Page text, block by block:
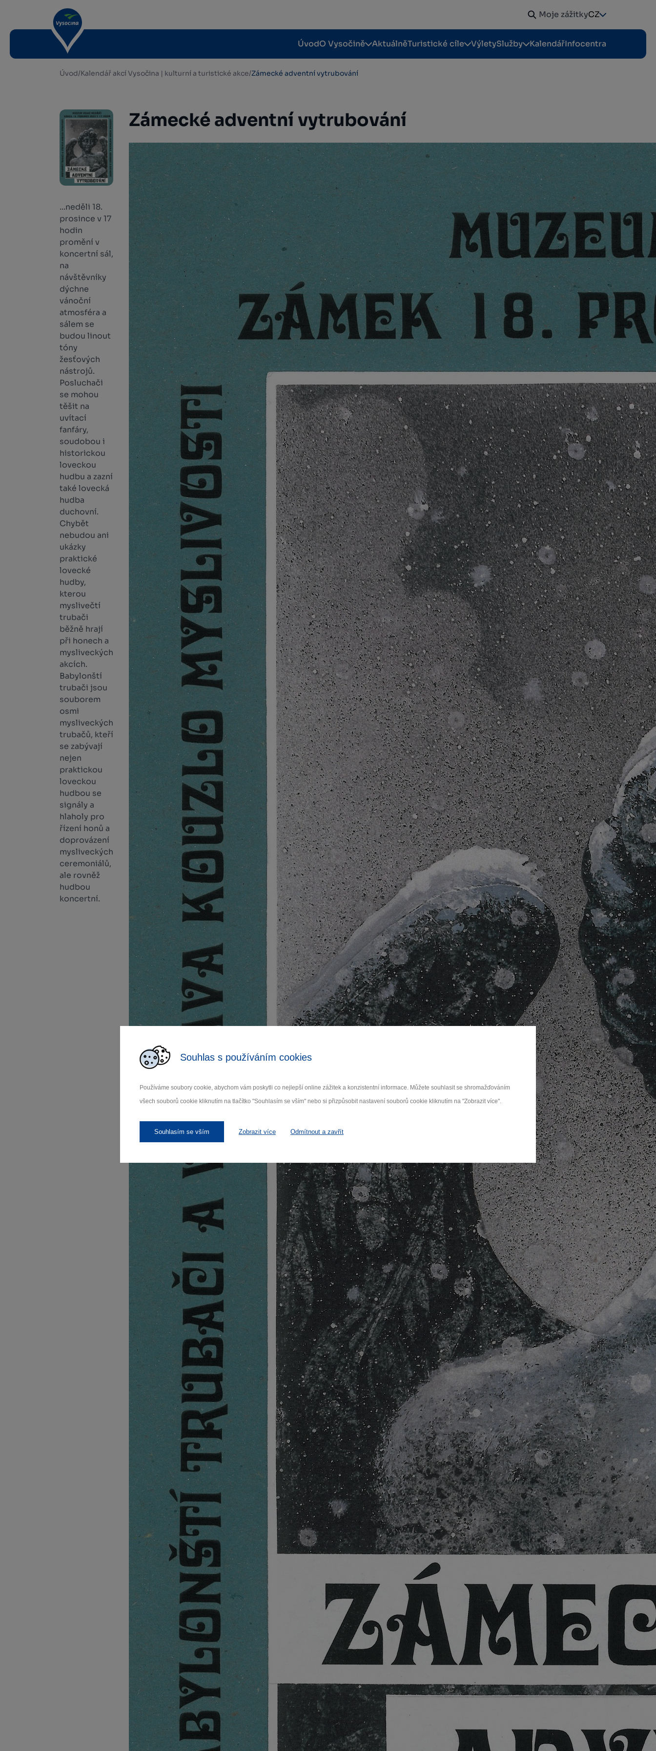
Souhlas s používáním cookies
Používáme soubory cookie, abychom vám poskytli co nejlepší online zážitek a konzistentní informace. Můžete souhlasit se shromažďováním
všech souborů cookie kliknutím na tlačítko "Souhlasím se vším" nebo si přizpůsobit nastavení souborů cookie kliknutím na "Zobrazit více".
Souhlasím se vším Zobrazit více Odmítnout a zavřít
Moje zážitkyCZ
ÚvodO Vysočině AktuálněTuristické cíle VýletySlužby KalendářInfocentra
Úvod/Kalendář akcí Vysočina | kulturní a turistické akce/Zámecké adventní vytrubování
Zámecké adventní vytrubování
...neděli 18.
prosince v 17
hodin
promění v
koncertní sál,
na
návštěvníky
dýchne
vánoční
atmosféra a
sálem se
budou linout
tóny
žesťových
nástrojů.
Posluchači
se mohou
těšit na
uvítací
fanfáry,
soudobou i
historickou
loveckou
hudbu a zazní
také lovecká
hudba
duchovní.
Chybět
nebudou ani
ukázky
praktické
lovecké
hudby,
kterou
myslivečtí
trubači
běžně hrají
při honech a
mysliveckých
akcích.
Babylonští
trubači jsou
souborem
osmi
mysliveckých
trubačů, kteří
se zabývají
nejen
praktickou
loveckou
hudbou se
signály a
hlaholy pro
řízení honů a
doprovázení
mysliveckých
ceremoniálů,
ale rovněž
hudbou
koncertní.